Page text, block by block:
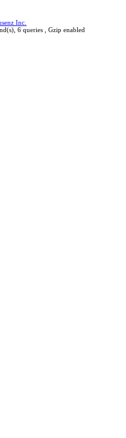
Inc.
6 queries , Gzip enabled